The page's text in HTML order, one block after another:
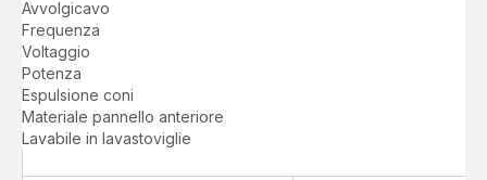
Avvolgicavo
Frequenza
Voltaggio
Potenza
Espulsione coni
Materiale pannello anteriore
Lavabile in lavastoviglie